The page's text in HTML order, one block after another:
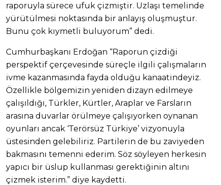
raporuyla sürece ufuk çizmiştir. Uzlaşı temelinde
yürütülmesi noktasında bir anlayış oluşmuştur.
Bunu çok kıymetli buluyorum” dedi.
Cumhurbaşkanı Erdoğan “Raporun çizdiği
perspektif çerçevesinde süreçle ilgili çalışmaların
ivme kazanmasında fayda olduğu kanaatindeyiz.
Özellikle bölgemizin yeniden dizayn edilmeye
çalışıldığı, Türkler, Kürtler, Araplar ve Farsların
arasına duvarlar örülmeye çalışıyorken oynanan
oyunları ancak ‘Terörsüz Türkiye’ vizyonuyla
üstesinden gelebiliriz. Partilerin de bu zaviyeden
bakmasını temenni ederim. Söz söyleyen herkesin
yapıcı bir üslup kullanması gerektiğinin altını
çizmek isterim.” diye kaydetti.